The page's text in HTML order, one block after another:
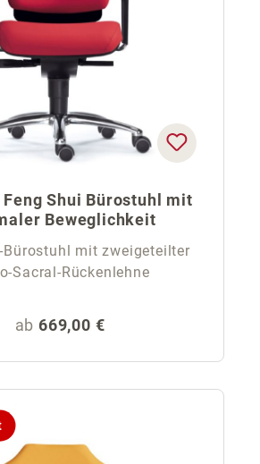
Shui Bürostuhl mit
Beweglichkeit
Bürostuhl mit zweigeteilter
Sacral-Rückenlehne
Regulärer Preis:
ab 669,00 €